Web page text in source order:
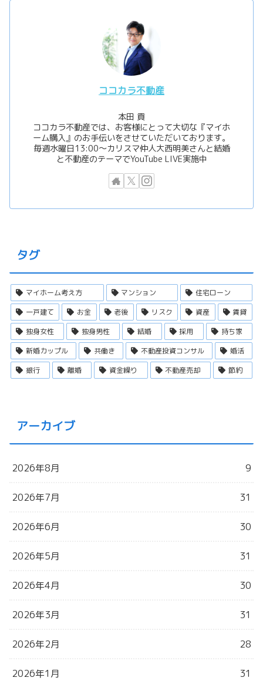
ココカラ不動産
本田 貢
ココカラ不動産では、お客様にとって大切な『マイホ
ーム購入』のお手伝いをさせていただいております。
毎週水曜日13:00〜カリスマ仲人大西明美さんと結婚
と不動産のテーマでYouTube LIVE実施中
タグ
マイホーム考え方 マンション
住宅ローン
一戸建て
お金 老後 リスク 資産
賃貸
独身女性
独身男性 結婚 採用
持ち家
新婚カップル
共働き 不動産投資コンサル
婚活
銀行
離婚 資金繰り 不動産売却 節約
アーカイブ
2026年8月 9
2026年7月 31
2026年6月 30
2026年5月 31
2026年4月 30
2026年3月 31
2026年2月 28
2026年1月 31